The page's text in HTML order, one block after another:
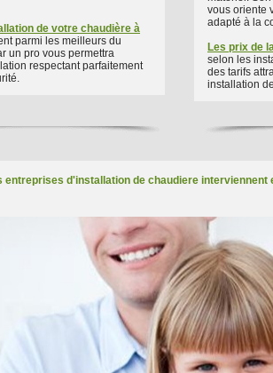
de votre chaudière à
parmi les meilleurs du
un pro vous permettra
respectant parfaitement
vous oriente
adapté à la
Les prix de
selon les
des tarifs
installation
entreprises d'installation de chaudiere